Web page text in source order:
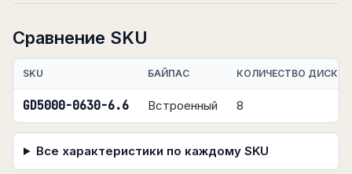
Сравнение SKU
SKU БАЙПАС КОЛИЧЕСТВО
GD5000-0630-6.6 Встроенный 8
Все характеристики по каждому SKU